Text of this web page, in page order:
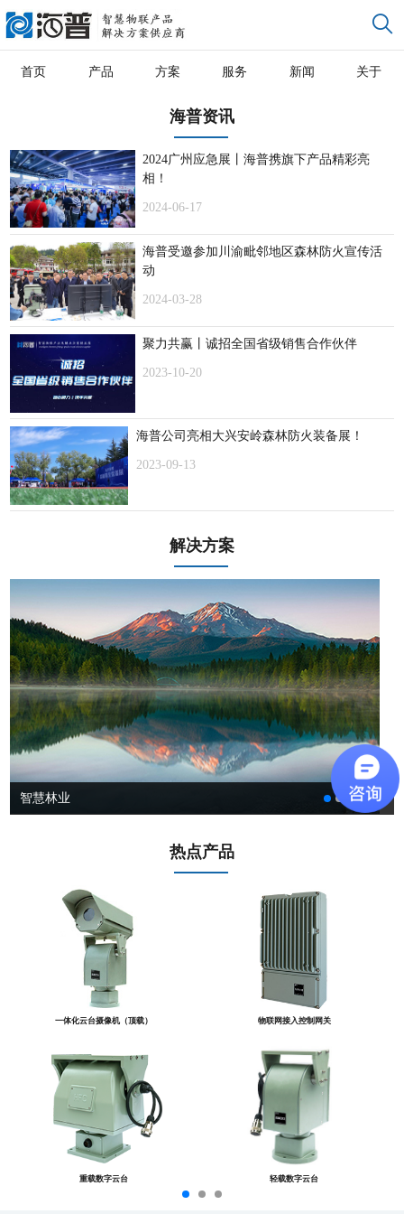
首页 产品 方案 服务 新闻 关于
海普资讯
2024广州应急展丨海普携旗下产品精彩亮
相！
2024-06-17
海普受邀参加川渝毗邻地区森林防火宣传活
动
2024-03-28
聚力共赢丨诚招全国省级销售合作伙伴
2023-10-20
海普公司亮相大兴安岭森林防火装备展！
2023-09-13
解决方案
智慧林业
热点产品
一体化云台摄像机（顶载） 物联网接入控制网关
重载数字云台 轻载数字云台